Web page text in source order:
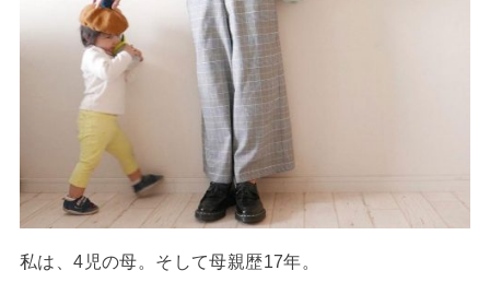
私は、4児の母。そして母親歴17年。